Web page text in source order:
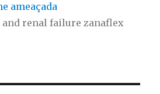
ameaçada
and renal failure zanaflex